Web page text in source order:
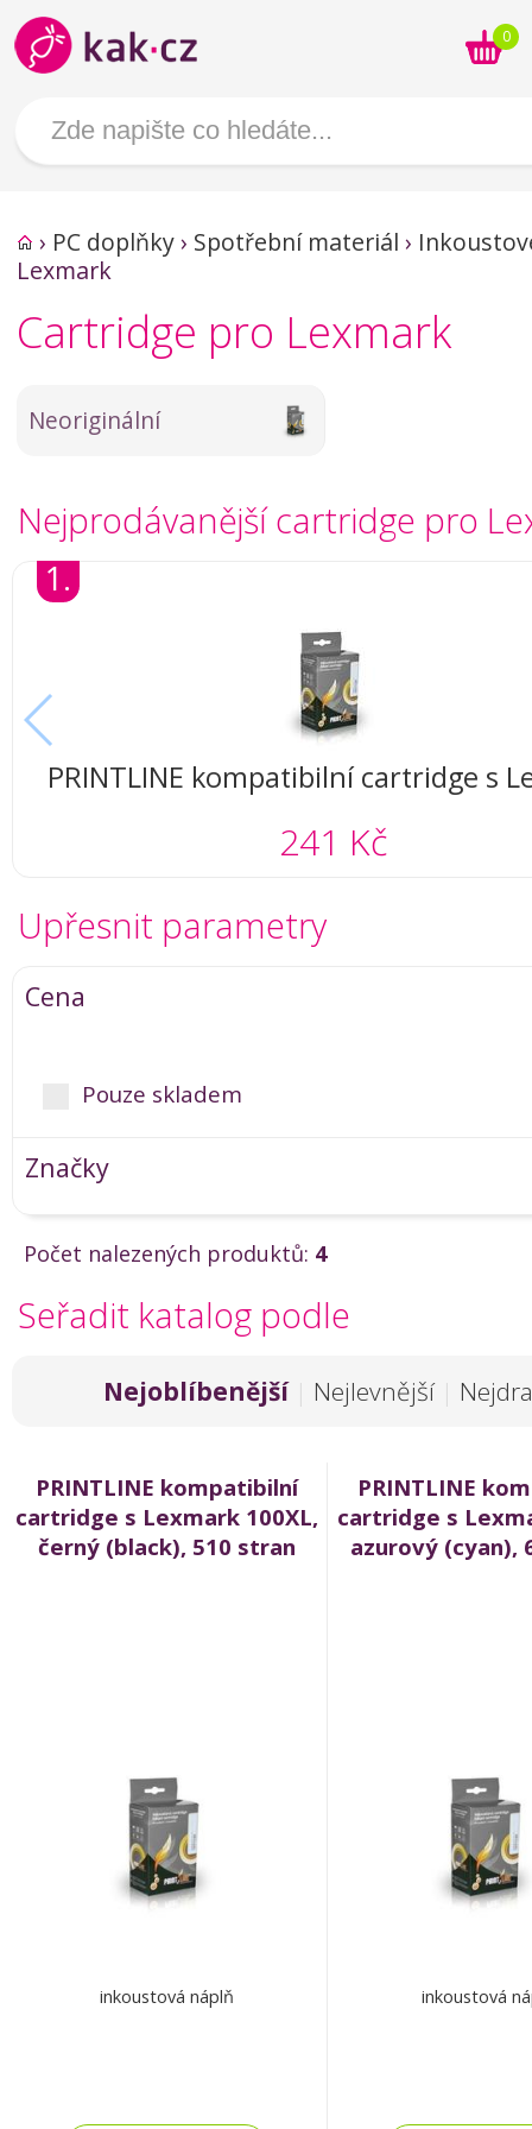
0
› PC doplňky› Spotřební materiál ›
Lexmark
Cartridge pro Lexmark
Neoriginální
Nejprodávanější cartridge pro
1.
PRINTLINE kompatibilní cartridge s
241 Kč
Upřesnit parametry
Cena
Pouze skladem
Značky
Počet nalezených produktů: 4
Seřadit katalog podle
Nejoblíbenější | Nejlevnější |
PRINTLINE kompatibilní
cartridge s Lexmark 100XL,
černý (black), 510 stran
inkoustová náplň
PRINTLINE
cartridge s
azurový (cyan),
inkoustová